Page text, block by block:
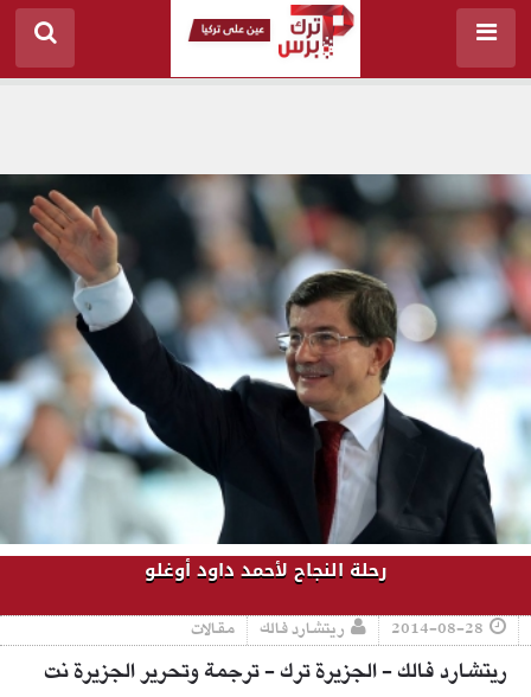
رحلة النجاح لأحمد داود أوغلو
2014-08-28 ريتشارد فالك مقالات
ريتشارد فالك - الجزيرة ترك - ترجمة وتحرير الجزيرة نت